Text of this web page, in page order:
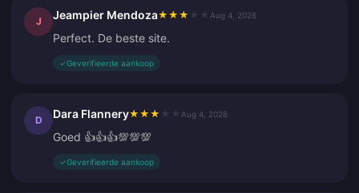
J Jeampier Mendoza★ ★ ★ Aug 4, 2026
Perfect. De beste site.
✓Geverifieerde aankoop
D Dara Flannery★ ★ ★ Aug 4, 2026
Goed 👍👍👍💯💯💯
✓Geverifieerde aankoop